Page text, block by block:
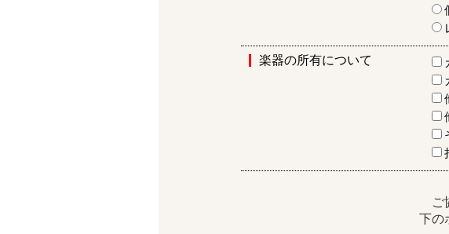
楽器の所有について
ご
下の